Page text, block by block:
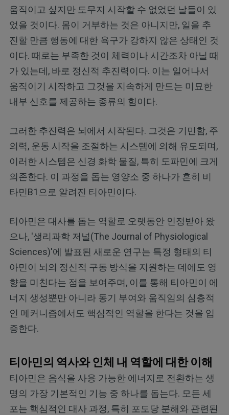
움직이고 싶지만 도무지 시작할 수 없었던 날들이 있
었을 것이다. 몸이 거부하는 것은 아니지만, 일을 추
진할 만큼 행동에 대한 욕구가 강하지 않은 상태인 것
이다. 때로는 부족한 것이 체력이나 시간조차 아닐 때
가 있는데, 바로 정신적 추진력이다. 이는 일어나서
움직이기 시작하고 그것을 지속하게 만드는 미묘한
내부 신호를 제공하는 종류의 힘이다.
그러한 추진력은 뇌에서 시작된다. 그것은 기민함, 주
의력, 운동 시작을 조절하는 시스템에 의해 유도되며,
이러한 시스템은 신경 화학 물질, 특히 도파민에 크게
의존한다. 이 과정을 돕는 영양소 중 하나가 흔히 비
타민B1으로 알려진 티아민이다.
티아민은 대사를 돕는 역할로 오랫동안 인정받아 왔
으나, '생리과학 저널(The Journal of Physiological
Sciences)'에 발표된 새로운 연구는 특정 형태의 티
아민이 뇌의 정신적 구동 방식을 지원하는 데에도 영
향을 미친다는 점을 보여주며, 이를 통해 티아민이 에
너지 생성뿐만 아니라 동기 부여와 움직임의 심층적
인 메커니즘에서도 핵심적인 역할을 한다는 것을 입
증한다.
티아민의 역사와 인체 내 역할에 대한 이해
티아민은 음식을 사용 가능한 에너지로 전환하는 생
명의 가장 기본적인 기능 중 하나를 돕는다. 모든 세
포는 핵심적인 대사 과정, 특히 포도당 분해와 관련된